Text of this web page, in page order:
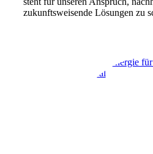
zukunftsweisende Lösungen zu